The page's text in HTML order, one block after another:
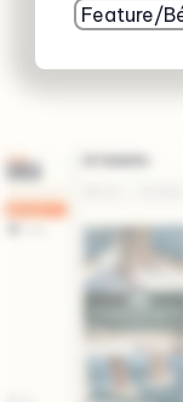
Feature/